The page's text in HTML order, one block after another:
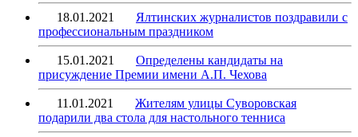
18.01.2021
Ялтинских журналистов поздравили с
профессиональным праздником
15.01.2021
Определены кандидаты на
присуждение Премии имени А.П. Чехова
11.01.2021
Жителям улицы Суворовская
подарили два стола для настольного тенниса